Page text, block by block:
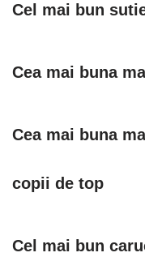
Cel mai bun
Cea mai buna
Cea mai buna
copii de top
Cel mai bun